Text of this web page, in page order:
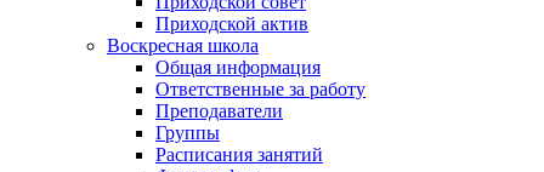
Приходской актив
Воскресная школа
Общая информация
Ответственные за работу
Преподаватели
Группы
Расписания занятий